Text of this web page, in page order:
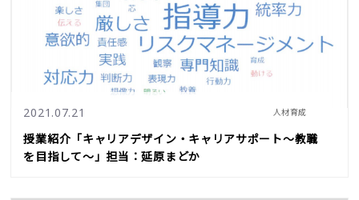
2021.07.21 人材育成
授業紹介「キャリアデザイン・キャリアサポート～教職
を目指して～」担当：延原まどか